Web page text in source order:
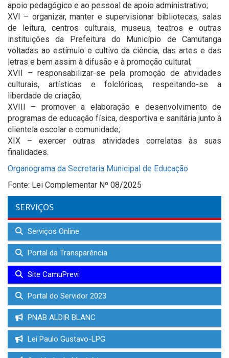
apoio pedagógico e ao pessoal de apoio administrativo;
XVI – organizar, manter e supervisionar bibliotecas, salas
de leitura, centros culturais, museus, teatros e outras
instituições da Prefeitura do Município de Camutanga
voltadas ao estímulo e cultivo da ciência, das artes e das
letras e bem assim à difusão e à promoção cultural;
XVII – responsabilizar-se pela promoção de atividades
culturais, artísticas e folclóricas, respeitando-se a
liberdade de criação;
XVIII – promover a elaboração e desenvolvimento de
programas de educação física, desportiva e sanitária junto à
clientela escolar e comunidade;
XIX – exercer outras atividades correlatas às suas
finalidades.
Organograma da Secretaria Municipal de Educação
Fonte: Lei Complementar Nº 08/2025
SERVIÇOS
Serviços Online
Portal da Transparência
Site CamuPrevi
Portal do Servidor 2023
PNAB ALDIR BLANC
Lei Paulo Gustavo-LPG